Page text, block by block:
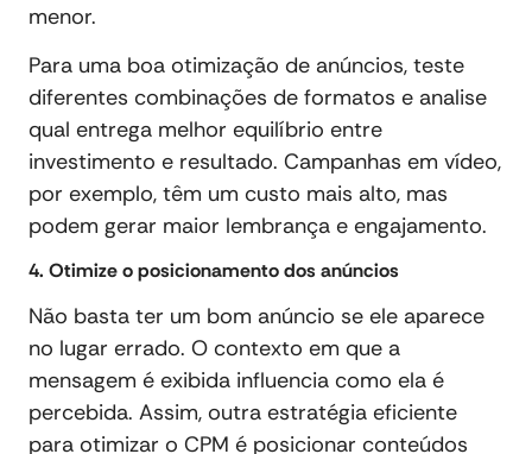
menor.
Para uma boa otimização de anúncios, teste
diferentes combinações de formatos e analise
qual entrega melhor equilíbrio entre
investimento e resultado. Campanhas em vídeo,
por exemplo, têm um custo mais alto, mas
podem gerar maior lembrança e engajamento.
4. Otimize o posicionamento dos anúncios
Não basta ter um bom anúncio se ele aparece
no lugar errado. O contexto em que a
mensagem é exibida influencia como ela é
percebida. Assim, outra estratégia eficiente
para otimizar o CPM é posicionar conteúdos